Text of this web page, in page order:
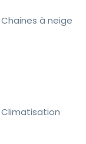
Chaines à neige
Climatisation